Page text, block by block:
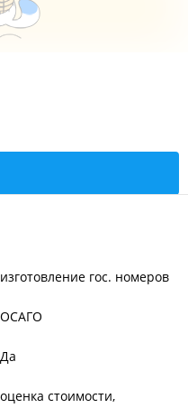
изготовление гос. номеров
ОСАГО
Да
оценка стоимости